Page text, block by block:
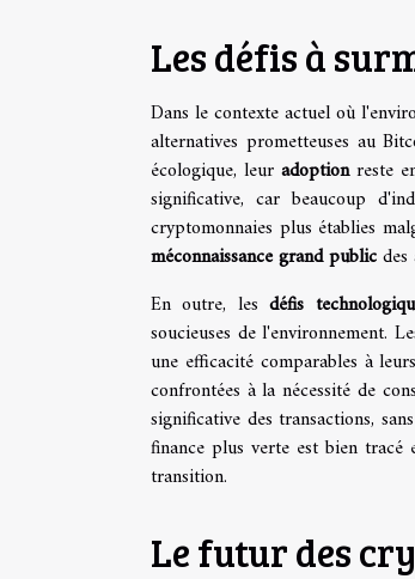
Les défis à
Dans le contexte actuel où
alternatives prometteuses au
écologique, leuradoptionreste
significative, car beaucoup
cryptomonnaies plus établies
méconnaissance grand public
En outre, lesdéfis
soucieuses de l'environnement.
une efficacité comparables à
confrontées à la nécessité de
significative des transactions,
finance plus verte est bien tracé
transition.
Le futur des